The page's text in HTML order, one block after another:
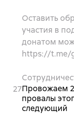
Оставить
участия в
донатом
https://t.me/
27Провожаем
провалы
следующий